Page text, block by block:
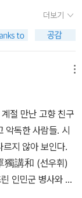
기도 하다. 여기서
작된 대장정은 198
다. 황석영이 이 젊
어쩌면 시대가 바
누가 이런 꼴의 지
이란 말인가. 이러
터 시작되어 현재
를 넘어서 다시 시
명력을 가진 문학
있다는 사실을 젊
운 작가를 만나는
정은 작가를, 저
복한 독서 시간을
작가에요. 서재
성 독자의 시선을
다. 매일 매일 배
고 보니 재미있게
가 뭐래도 제가 좋
올해의 고전
더보기
절 만난 고향 친구
악독한 사람들. 시
지 않아 보인다.
獨講和 (선우휘)
인민군 병사와 국